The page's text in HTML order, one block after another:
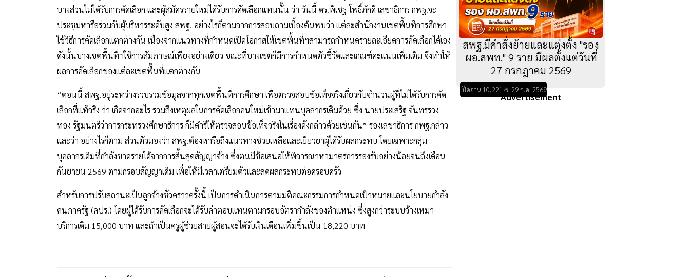
บางส่วนไม่ได้รับการคัดเลือก และผู้สมัครรายใหม่ได้รับการคัดเลือกแทนนั้น ว่า วันนี้ ดร.พิเชฐ โพธิ์ภักดี เลขาธิการ กพฐ.จะ
ประชุมหารือร่วมกับผู้บริหารระดับสูง สพฐ. อย่างไรก็ตามจากการสอบถามเบื้องต้นพบว่า แต่ละสำนักงานเขตพื้นที่การศึกษา
ใช้วิธีการคัดเลือกแตกต่างกัน เนื่องจากแนวทางที่กำหนดเปิดโอกาสให้เขตพื้นที่ฯสามารถกำหนดรายละเอียดการคัดเลือกได้เอง
ดังนั้นบางเขตพื้นที่ฯใช้การสัมภาษณ์เพียงอย่างเดียว ขณะที่บางเขตก็มีการกำหนดตัวชี้วัดและเกณฑ์คะแนนเพิ่มเติม จึงทำให้
ผลการคัดเลือกของแต่ละเขตพื้นที่แตกต่างกัน
“ตอนนี้ สพฐ.อยู่ระหว่างรวบรวมข้อมูลจากทุกเขตพื้นที่การศึกษา เพื่อตรวจสอบข้อเท็จจริงเกี่ยวกับจำนวนผู้ที่ไม่ได้รับการคัด
เลือกที่แท้จริง ว่า เกิดจากอะไร รวมถึงเหตุผลในการคัดเลือกคนใหม่เข้ามาแทนบุคลากรเดิมด้วย ซึ่ง นายประเสริฐ จันทรรวง
ทอง รัฐมนตรีว่าการกระทรวงศึกษาธิการ ก็มีดำริให้ตรวจสอบข้อเท็จจริงในเรื่องดังกล่าวด้วยเช่นกัน” รองเลขาธิการ กพฐ.กล่าว
และว่า อย่างไรก็ตาม ส่วนตัวมองว่า สพฐ.ต้องหารือถึงแนวทางช่วยเหลือและเยียวยาผู้ได้รับผลกระทบ โดยเฉพาะกลุ่ม
บุคลากรเดิมที่กำลังขาดรายได้จากการสิ้นสุดสัญญาจ้าง ซึ่งตนมีข้อเสนอให้พิจารณาหามาตรการรองรับอย่างน้อยจนถึงเดือน
กันยายน 2569 ตามกรอบสัญญาเดิม เพื่อให้มีเวลาเตรียมตัวและลดผลกระทบต่อครอบครัว
สำหรับการปรับสถานะเป็นลูกจ้างชั่วคราวครั้งนี้ เป็นการดำเนินการตามมติคณะกรรมการกำหนดเป้าหมายและนโยบายกำลัง
คนภาครัฐ (คปร.) โดยผู้ได้รับการคัดเลือกจะได้รับค่าตอบแทนตามกรอบอัตรากำลังของตำแหน่ง ซึ่งสูงกว่าระบบจ้างเหมา
บริการเดิม 15,000 บาท และถ้าเป็นครูผู้ช่วยสายผู้สอนจะได้รับเงินเดือนเพิ่มขึ้นเป็น 18,220 บาท
สพฐ.มีคำสั่งย้ายและแต่งตั้ง "รอง
ผอ.สพท." 9 ราย มีผลตั้งแต่วันที่
27 กรกฎาคม 2569
เปิดอ่าน 10,221 ☕ 29 ก.ค. 2569
Advertisement